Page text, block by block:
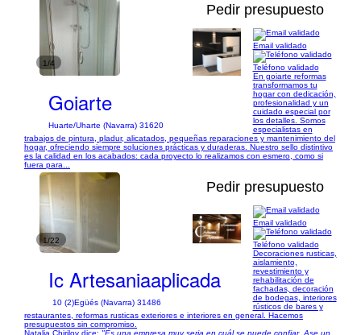
1/4
Pedir presupuesto
Goiarte
Huarte/Uharte (Navarra) 31620
Email validado
Teléfono validado
En goiarte reformas
transformamos tu
hogar con dedicación,
profesionalidad y un
cuidado especial por
los detalles. Somos
especialistas en
trabajos de pintura, pladur, alicatados, pequeñas reparaciones y mantenimiento del
hogar, ofreciendo siempre soluciones prácticas y duraderas. Nuestro sello distintivo
es la calidad en los acabados: cada proyecto lo realizamos con esmero, como si
fuera para...
1/22
Pedir presupuesto
Ic Artesaniaaplicada
10 (2)Egüés (Navarra) 31486
Email validado
Teléfono validado
Decoraciones rusticas,
aislamiento,
revestimiento y
rehabilitación de
fachadas, decoración
de bodegas, interiores
rústicos de bares y
restaurantes, reformas rusticas exteriores e interiores en general. Hacemos
presupuestos sin compromiso.
Natalia Chirilov dice: "Es una empresa muy seria en cuál se puede confiar. Ase un